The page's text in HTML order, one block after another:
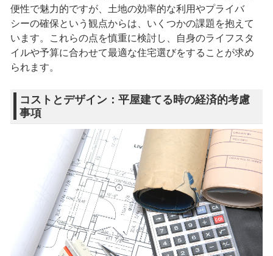
便性で魅力的ですが、土地の効率的な利用やプライバ
シーの確保という観点からは、いくつかの課題を抱えて
います。これらの点を慎重に検討し、自身のライフスタ
イルや予算に合わせて最適な住宅選びをすることが求め
られます。
コストとデザイン：平屋建てる時の経済的考慮
事項